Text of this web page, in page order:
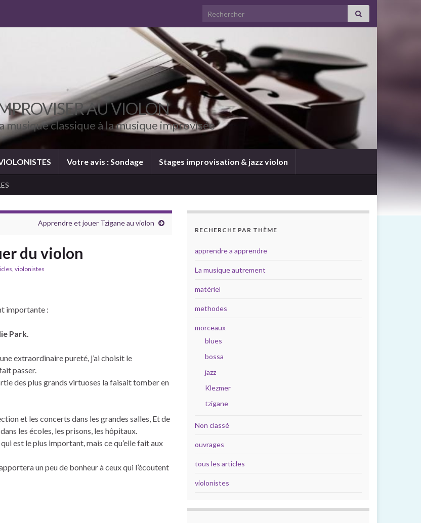
AU VIOLON
musique classique à la musique improvisée
Votre avis : Sondage Stages improvisation & jazz violon
Apprendre et jouer Tzigane au violon
du violon
, violonistes
importante :
Park.
extraordinaire pureté, j’ai choisit le
passer.
des plus grands virtuoses la faisait tomber en
et les concerts dans les grandes salles, Et de
les écoles, les prisons, les hôpitaux.
est le plus important, mais ce qu’elle fait aux
un peu de bonheur à ceux qui l’écoutent
RECHERCHE PAR THÈME
apprendre a apprendre
La musique autrement
matériel
methodes
morceaux
blues
bossa
jazz
Klezmer
tzigane
Non classé
ouvrages
tous les articles
violonistes